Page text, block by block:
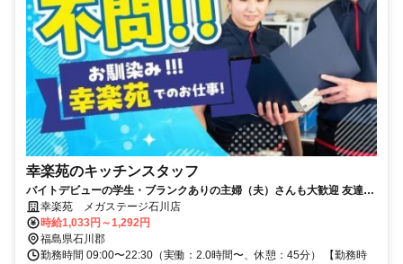
幸楽苑のキッチンスタッフ
バイトデビューの学生・ブランクありの主婦（夫）さんも大歓迎 友達同
士の応募OK シフト融通◎
幸楽苑 メガステージ石川店
時給1,033円～1,292円
福島県石川郡
勤務時間 09:00〜22:30（実働：2.0時間〜、休憩：45分） 【勤務時